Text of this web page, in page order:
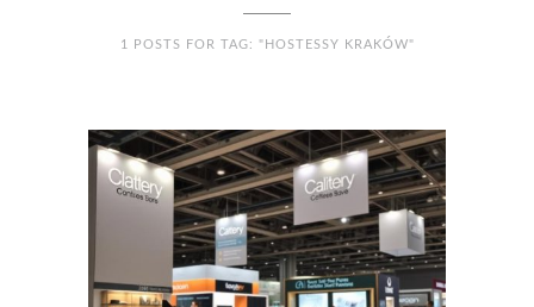
1 POSTS FOR TAG: "HOSTESSY KRAKÓW"